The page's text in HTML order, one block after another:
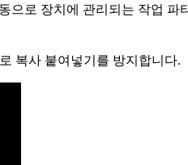
으로 장치에 관리되는 작업
복사 붙여넣기를 방지합니다.